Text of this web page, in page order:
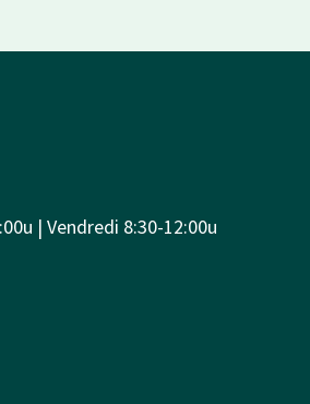
| Vendredi 8:30-12:00u